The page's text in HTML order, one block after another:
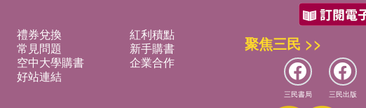
禮券兌換
紅利積點
常見問題
新手購書
空中大學購書
企業合作
好站連結
聚焦三民 >>
三民書局 三民出版